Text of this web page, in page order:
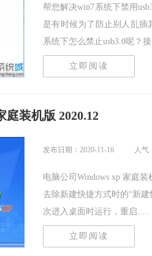
帮您解决win7系统下禁用
是有时候为了防止别人乱插
系统下怎么禁止usb3.0呢？
立即阅读
庭装机版 2020.12
发布日期：2020-11-16 人气
电脑公司Windows xp 家庭
去除新建快捷方式时的“新
次进入桌面时运行，重启.....
立即阅读